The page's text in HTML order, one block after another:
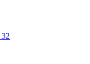
32